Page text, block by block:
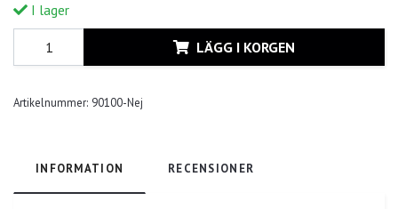
I lager
LÄGG I KORGEN
Artikelnummer: 90100-Nej
INFORMATION RECENSIONER